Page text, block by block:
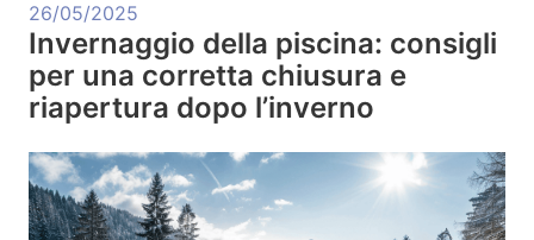
26/05/2025
Invernaggio della piscina: consigli
per una corretta chiusura e
riapertura dopo l’inverno